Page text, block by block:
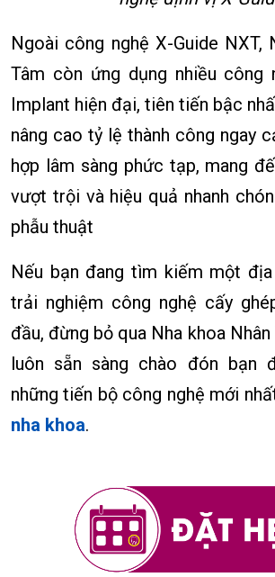
Ngoài công nghệ X-Guide NXT,
Tâm còn ứng dụng nhiều công
Implant hiện đại, tiên tiến bậc
nâng cao tỷ lệ thành công ngay
hợp lâm sàng phức tạp, mang
vượt trội và hiệu quả nhanh
phẫu thuật
Nếu bạn đang tìm kiếm một
trải nghiệm công nghệ cấy
đầu, đừng bỏ qua Nha khoa
luôn sẵn sàng chào đón bạn
những tiến bộ công nghệ mới
nha khoa.